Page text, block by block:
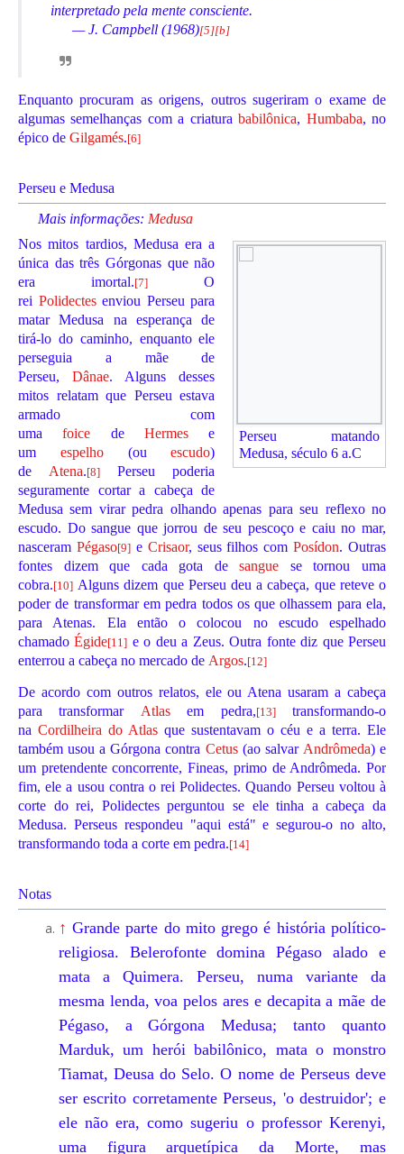
interpretado pela mente consciente.
— J. Campbell (1968)[5][b]
Enquanto procuram as origens, outros sugeriram o exame de
algumas semelhanças com a criaturababilônica, Humbaba, no
épico de Gilgamés.[6]
Perseu e Medusa
Mais informações: Medusa
Perseu matando
Medusa, século 6 a.C
Nos mitos tardios, Medusa era a
única das três Górgonas que não
era imortal.[7] O
rei Polidectesenviou Perseu para
matar Medusa na esperança de
tirá-lo do caminho, enquanto ele
perseguia a mãe de
Perseu,Dânae. Alguns desses
mitos relatam que Perseu estava
armado com
umafoice deHermes e
um espelho(ouescudo)
de Atena.[8] Perseu poderia
seguramente cortar a cabeça de
Medusa sem virar pedra olhando apenas para seu reflexo no
escudo. Do sangue que jorrou de seu pescoço e caiu no mar,
nasceram Pégaso[9]e Crisaor, seus filhos comPosídon. Outras
fontes dizem que cada gota desangue se tornou uma
cobra.[10] Alguns dizem que Perseu deu a cabeça, que reteve o
poder de transformar em pedra todos os que olhassem para ela,
para Atenas. Ela então o colocou no escudo espelhado
chamadoÉgide[11] e o deu a Zeus. Outra fonte diz que Perseu
enterrou a cabeça no mercado de Argos.[12]
De acordo com outros relatos, ele ou Atena usaram a cabeça
para transformar Atlasem pedra,[13]transformando-o
na Cordilheira do Atlas que sustentavam o céu e a terra. Ele
também usou a Górgona contra Cetus(ao salvar Andrômeda) e
um pretendente concorrente, Fineas, primo de Andrômeda. Por
fim, ele a usou contra o rei Polidectes. Quando Perseu voltou à
corte do rei, Polidectes perguntou se ele tinha a cabeça da
Medusa. Perseus respondeu "aqui está" e segurou-o no alto,
transformando toda a corte em pedra.[14]
Notas
↑ Grande parte do mito grego é história político-
religiosa. Belerofonte domina Pégaso alado e
mata a Quimera. Perseu, numa variante da
mesma lenda, voa pelos ares e decapita a mãe de
Pégaso, a Górgona Medusa; tanto quanto
Marduk, um herói babilônico, mata o monstro
Tiamat, Deusa do Selo. O nome de Perseus deve
ser escrito corretamente Perseus, 'o destruidor'; e
ele não era, como sugeriu o professor Kerenyi,
uma figura arquetípica da Morte, mas